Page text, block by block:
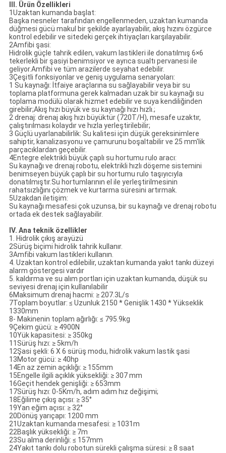
III. Ürün Özellikleri
1Uzaktan kumanda başlat:
Başka nesneler tarafından engellenmeden, uzaktan kumanda
düğmesi gücü makul bir şekilde ayarlayabilir, akış hızını özgürce
kontrol edebilir ve sitedeki gerçek ihtiyaçları karşılayabilir.
2Amfibi şasi:
Hidrolik güçle tahrik edilen, vakum lastikleri ile donatılmış 6×6
tekerlekli bir şasiyi benimsiyor ve ayrıca sualtı pervanesi ile
geliyor.Amfibi ve tüm arazilerde seyahat edebilir.
3Çeşitli fonksiyonlar ve geniş uygulama senaryoları:
1 Su kaynağı: İtfaiye araçlarına su sağlayabilir veya bir su
toplama platformuna gerek kalmadan uzak bir su kaynağı su
toplama modülü olarak hizmet edebilir ve suya kendiliğinden
girebilir;Akış hızı büyük ve su kaynağı hızı hızlı.;
2 drenaj: drenaj akış hızı büyüktür (720T/H), mesafe uzaktır,
çalıştırılması kolaydır ve hızla yerleştirilebilir;
3 Güçlü uyarlanabilirlik: Su kalitesi için düşük gereksinimlere
sahiptir, kanalizasyonu ve çamurunu boşaltabilir ve 25 mm'lik
parçacıklardan geçebilir.
4Entegre elektrikli büyük çaplı su hortumu rulo aracı:
Su kaynağı ve drenaj robotu, elektrikli hızlı döşeme sistemini
benimseyen büyük çaplı bir su hortumu rulo taşıyıcıyla
donatılmıştır.Su hortumlarının el ile yerleştirilmesinin
rahatsızlığını çözmek ve kurtarma süresini artırmak.
5Uzakdan iletişim:
Su kaynağı mesafesi çok uzunsa, bir su kaynağı ve drenaj robotu
ortada ek destek sağlayabilir.
IV. Ana teknik özellikler
1. Hidrolik çıkış arayüzü
2Sürüş biçimi hidrolik tahrik kullanır.
3Amfibi vakum lastikleri kullanın.
4. Uzaktan kontrol edilebilir, uzaktan kumanda yakıt tankı düzeyi
alarm göstergesi vardır
5. kaldırma ve su alım portları için uzaktan kumanda, düşük su
seviyesi drenaj için kullanılabilir
6Maksimum drenaj hacmi: ≥ 207.3L/s
7Toplam boyutlar: ≤ Uzunluk 2150 * Genişlik 1430 * Yükseklik
1330mm
8- Makinenin toplam ağırlığı: ≤ 795.9kg
9Çekim gücü: ≥ 4900N
10Yük kapasitesi: ≥ 350kg
11Sürüş hızı: ≥ 5km/h
12Şasi şekli: 6 X 6 sürüş modu, hidrolik vakum lastik şasi
13Motor gücü: ≥ 40hp
14En az zemin açıklığı: ≥ 155mm
15Engelle ilgili açıklık yüksekliği: ≥ 307 mm
16Geçit hendek genişliği: ≥ 653mm
17Sürüş hızı: 0-5Km/h, adım adım hız değişimi;
18Eğilime çıkış açısı: ≥ 35°
19Yan eğim açısı: ≥ 32°
20Dönüş yarıçapı: 1200 mm
21Uzaktan kumanda mesafesi: ≥ 1031m
22Başlık yüksekliği: ≥ 7m
23Su alma derinliği: ≤ 157mm
24Yakıt tankı dolu robotun sürekli çalışma süresi: ≥ 8 saat